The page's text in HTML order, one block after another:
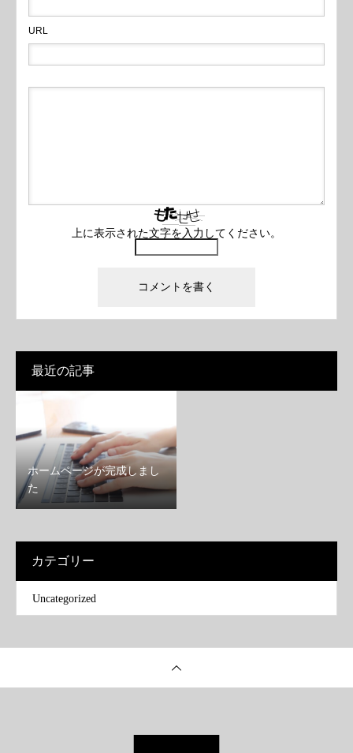
URL
上に表示された文字を入力してください。
最近の記事
ホームページが完成しまし
た
カテゴリー
Uncategorized